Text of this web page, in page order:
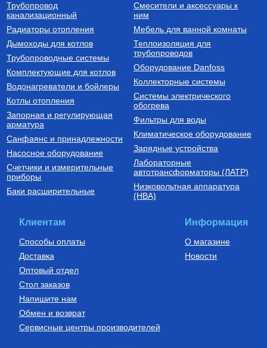
Насосы циркуляционные
Циркуль 25/40 (1х220В;
0,07кВт)
2 650Руб.
Купить
Котлы газовые настенные
Котел газовый двухконтурный
DELUXE C COAXIAL 24K
47 740Руб.
Трубы из сшитого полиэтилена
Труба напорная из сшитого
полиэтилена с барьерным
VA1622.3.C.200
14 600Руб.
Купить
Трубопровод
канализационный
Радиаторы отопления
Дымоходы для котлов
Трубопроводные системы
Комплектующие для котлов
Водонагреватели и бойлеры
Котлы отопления
Запорная и регулирующая
арматура
Санфаянс и принадлежности
Насосное оборудование
Счетчики и измерительные
приборы
Баки расширительные
Смесители и аксессуары к
ним
Мебель для ванной комнаты
Теплоизоляция для
трубопроводов
Оборудование Danfoss
Коллекторные системы
Системы электрического
обогрева
Фильтры для воды
Климатическое оборудование
Зарядные устройства
Лабораторные
автотрансформаторы (ЛАТР)
Низковольтная аппаратура
(НВА)
Клиентам
Способы оплаты
Доставка
Оптовый отдел
Стол заказов
Напишите нам
Обмен и возврат
Сервисные центры производителей
Информация
О магазине
Новости